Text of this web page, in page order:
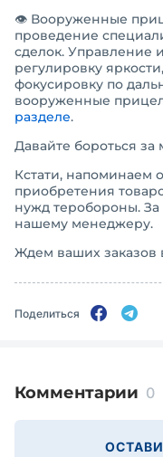
👁 Вооруженные
проведение
сделок. Управление
регулировку
фокусировку по
вооруженные
разделе.
Давайте бороться за
Кстати, напоминаем
приобретения
нужд теробороны.
нашему менеджеру.
Ждем ваших заказов
Поделиться
Комментарии 0